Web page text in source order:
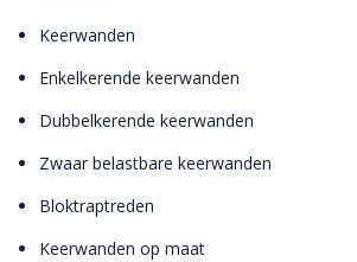
Keerwanden
Enkelkerende keerwanden
Dubbelkerende keerwanden
Zwaar belastbare keerwanden
Bloktraptreden
Keerwanden op maat